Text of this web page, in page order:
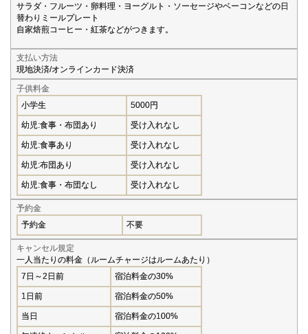
サラダ・フルーツ・卵料理・ヨーグルト・ソーセージやベーコンなどの日
替わりミールプレート
自家焙煎コーヒー・紅茶などがつきます。
支払い方法
現地決済/オンラインカード決済
子供料金
小学生
5000円
幼児:食事・布団あり 受け入れなし
幼児:食事あり 受け入れなし
幼児:布団あり 受け入れなし
幼児:食事・布団なし 受け入れなし
予約金
予約金
不要
キャンセル規定
一人当たりの料金（ルームチャージはルームあたり）
7日～2日前
宿泊料金の30%
1日前 宿泊料金の50%
当日 宿泊料金の100%